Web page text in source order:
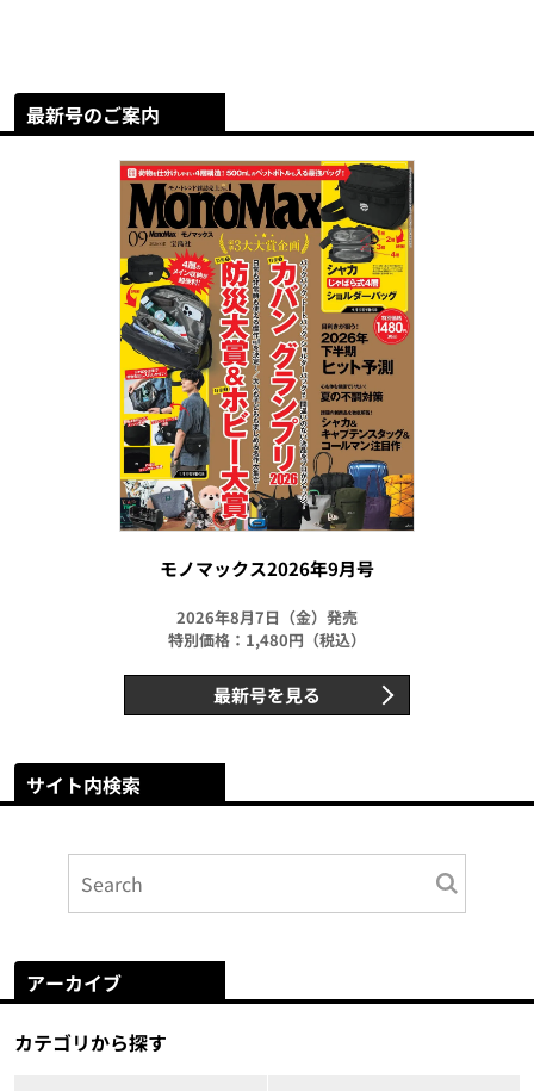
最新号のご案内
モノマックス2026年9月号
2026年8月7日（金）発売
特別価格：1,480円（税込）
最新号を見る
サイト内検索
アーカイブ
カテゴリから探す